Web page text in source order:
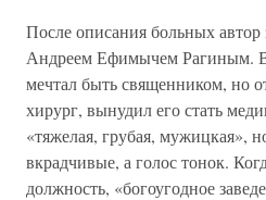
После описания больных автор
Андреем Ефимычем Рагиным.
мечтал быть священником, но
хирург, вынудил его стать
«тяжелая, грубая, мужицкая»,
вкрадчивые, а голос тонок.
должность, «богоугодное